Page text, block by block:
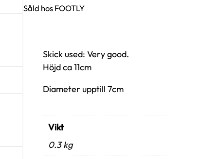
Såld hos FOOTLY
Skick used: Very good.
Höjd ca 11cm
Diameter upptill 7cm
Vikt
0.3 kg